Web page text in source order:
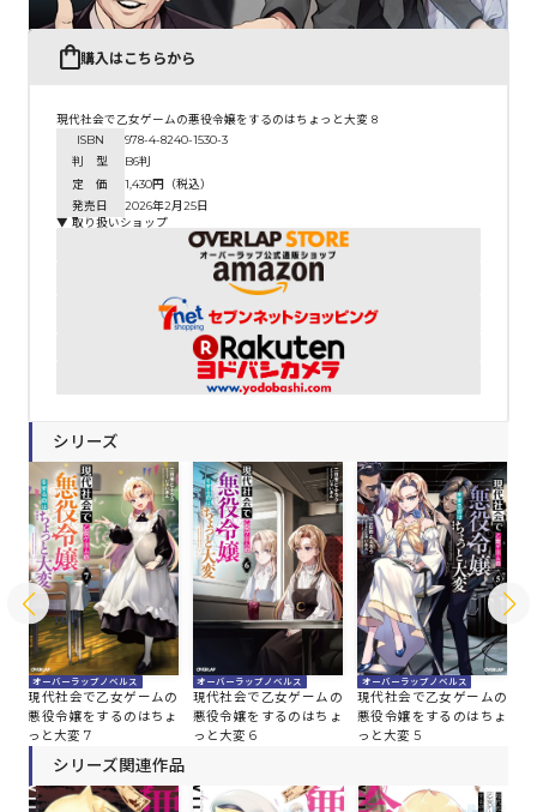
購入はこちらから
現代社会で乙女ゲームの悪役令嬢をするのはちょっと大変 8
ISBN
978-4-8240-1530-3
判 型
B6判
定 価
1,430円（税込）
発売日
2026年2月25日
▼ 取り扱いショップ
シリーズ
オーバーラップノベルス
現代社会で乙女ゲームの
悪役令嬢をするのはちょ
っと大変 7
オーバーラップノベルス
現代社会で乙女ゲームの
悪役令嬢をするのはちょ
っと大変 6
オーバーラップノベルス
現代社会で乙女ゲームの
悪役令嬢をするのはちょ
っと大変 5
シリーズ関連作品